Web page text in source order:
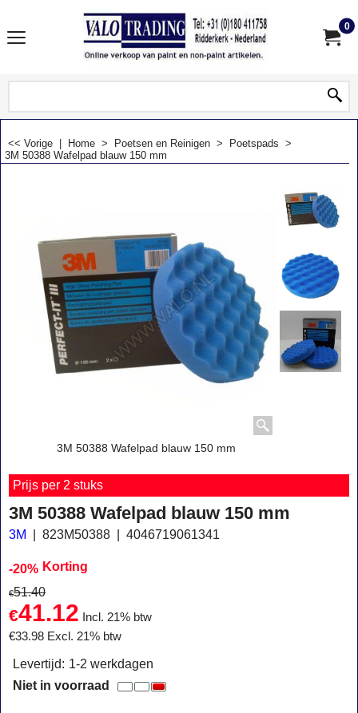
0
<< Vorige Home > Poetsen en Reinigen > Poetspads >
3M 50388 Wafelpad blauw 150 mm
3M 50388 Wafelpad blauw 150 mm
Prijs per 2 stuks
3M 50388 Wafelpad blauw 150 mm
3M 823M50388 4046719061341
-20% Korting
€51.40
€41.12
Incl. 21% btw
€33.98 Excl. 21% btw
Levertijd: 1-2 werkdagen
Niet in voorraad